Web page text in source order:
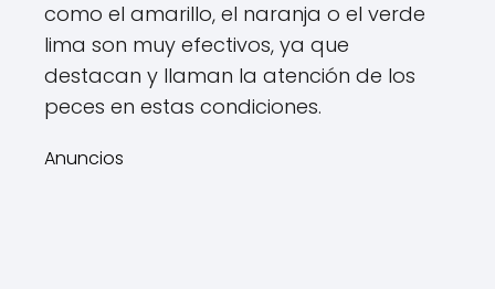
como el amarillo, el naranja o el verde
lima son muy efectivos, ya que
destacan y llaman la atención de los
peces en estas condiciones.
Anuncios